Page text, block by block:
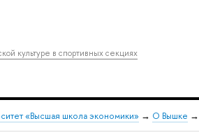
культуре в спортивных секциях
«Высшая школа экономики» → О Вышке →